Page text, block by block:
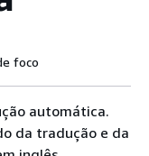
foco
automática.
da tradução e da